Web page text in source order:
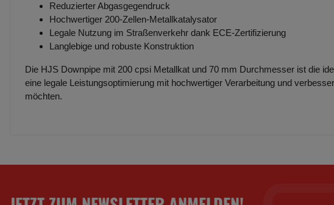
Reduzierter Abgasgegendruck
Hochwertiger 200-Zellen-Metallkatalysator
Legale Nutzung im Straßenverkehr dank ECE-Zertifizierung
Langlebige und robuste Konstruktion
Die HJS Downpipe mit 200 cpsi Metallkat und 70 mm Durchmesser ist die
eine legale Leistungsoptimierung mit hochwertiger Verarbeitung und
möchten.